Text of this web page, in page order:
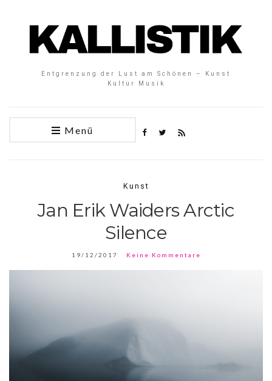
Entgrenzung der Lust am Schönen – Kunst
Kultur Musik
Menü
Kunst
Jan Erik Waiders Arctic
Silence
19/12/2017 Keine Kommentare